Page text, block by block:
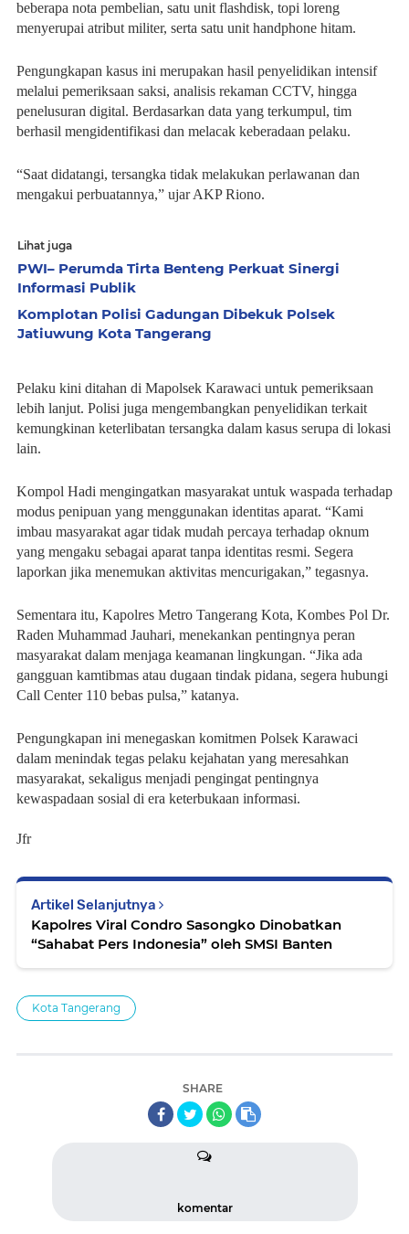
beberapa nota pembelian, satu unit flashdisk, topi loreng
menyerupai atribut militer, serta satu unit handphone hitam.
Pengungkapan kasus ini merupakan hasil penyelidikan intensif
melalui pemeriksaan saksi, analisis rekaman CCTV, hingga
penelusuran digital. Berdasarkan data yang terkumpul, tim
berhasil mengidentifikasi dan melacak keberadaan pelaku.
“Saat didatangi, tersangka tidak melakukan perlawanan dan
mengakui perbuatannya,” ujar AKP Riono.
Lihat juga
PWI– Perumda Tirta Benteng Perkuat Sinergi
Informasi Publik
Komplotan Polisi Gadungan Dibekuk Polsek
Jatiuwung Kota Tangerang
Pelaku kini ditahan di Mapolsek Karawaci untuk pemeriksaan
lebih lanjut. Polisi juga mengembangkan penyelidikan terkait
kemungkinan keterlibatan tersangka dalam kasus serupa di lokasi
lain.
Kompol Hadi mengingatkan masyarakat untuk waspada terhadap
modus penipuan yang menggunakan identitas aparat. “Kami
imbau masyarakat agar tidak mudah percaya terhadap oknum
yang mengaku sebagai aparat tanpa identitas resmi. Segera
laporkan jika menemukan aktivitas mencurigakan,” tegasnya.
Sementara itu, Kapolres Metro Tangerang Kota, Kombes Pol Dr.
Raden Muhammad Jauhari, menekankan pentingnya peran
masyarakat dalam menjaga keamanan lingkungan. “Jika ada
gangguan kamtibmas atau dugaan tindak pidana, segera hubungi
Call Center 110 bebas pulsa,” katanya.
Pengungkapan ini menegaskan komitmen Polsek Karawaci
dalam menindak tegas pelaku kejahatan yang meresahkan
masyarakat, sekaligus menjadi pengingat pentingnya
kewaspadaan sosial di era keterbukaan informasi.
Jfr
Artikel Selanjutnya
Kapolres Viral Condro Sasongko Dinobatkan
“Sahabat Pers Indonesia” oleh SMSI Banten
Kota Tangerang
SHARE
komentar